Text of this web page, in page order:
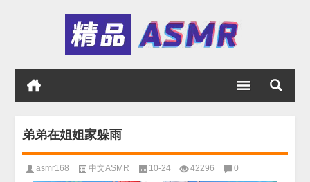
弟弟在姐姐家躲雨
asmr168 中文ASMR 10-24 42296 0